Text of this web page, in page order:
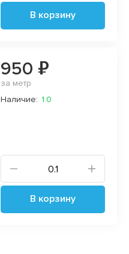
В корзину
950 ₽
за метр
Наличие: 1.0
В корзину